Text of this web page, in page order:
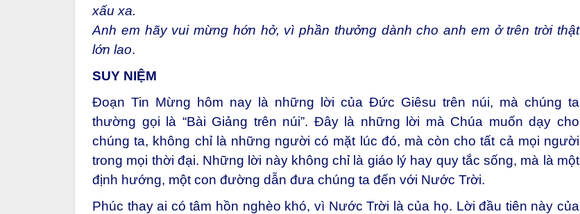
xấu xa.
Anh em hãy vui mừng hớn hở, vì phần thưởng dành cho anh em ở trên trời thật
lớn lao.
SUY NIỆM
Đoạn Tin Mừng hôm nay là những lời của Đức Giêsu trên núi, mà chúng ta
thường gọi là “Bài Giảng trên núi”. Đây là những lời mà Chúa muốn dạy cho
chúng ta, không chỉ là những người có mặt lúc đó, mà còn cho tất cả mọi người
trong mọi thời đại. Những lời này không chỉ là giáo lý hay quy tắc sống, mà là một
định hướng, một con đường dẫn đưa chúng ta đến với Nước Trời.
Phúc thay ai có tâm hồn nghèo khó, vì Nước Trời là của họ. Lời đầu tiên này của